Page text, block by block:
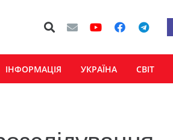
ІНФОРМАЦІЯ УКРАЇНА СВІТ